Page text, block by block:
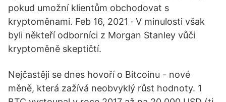
pokud umožní klientům obchodovat s
kryptoměnami. Feb 16, 2021 · V minulosti však
byli někteří odborníci z Morgan Stanley vůči
kryptoměně skeptičtí.
Nejčastěji se dnes hovoří o Bitcoinu - nové
měně, která zažívá neobvyklý růst hodnoty. 1